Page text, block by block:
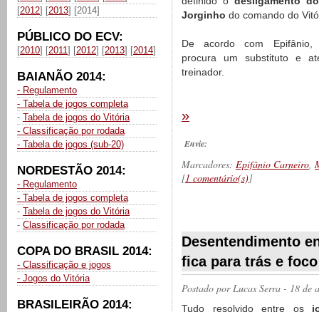
[2012] [2013] [2014]
PÚBLICO DO ECV:
[2010] [2011] [2012] [2013] [2014]
BAIANÃO 2014:
- Regulamento
- Tabela de jogos completa
- Tabela de jogos do Vitória
- Classificação por rodada
- Tabela de jogos (sub-20)
NORDESTÃO 2014:
- Regulamento
- Tabela de jogos completa
- Tabela de jogos do Vitória
- Classificação por rodada
COPA DO BRASIL 2014:
- Classificação e jogos
- Jogos do Vitória
BRASILEIRÃO 2014:
Jorginho do comando do
De acordo com
procura um substituto e
treinador.
»
Envie:
Marcadores: Epifânio Carneiro,
[1 comentário(s)]
Desentendimento
fica para trás e
Postado por Lucas Serra - 18 de
Tudo resolvido entre os